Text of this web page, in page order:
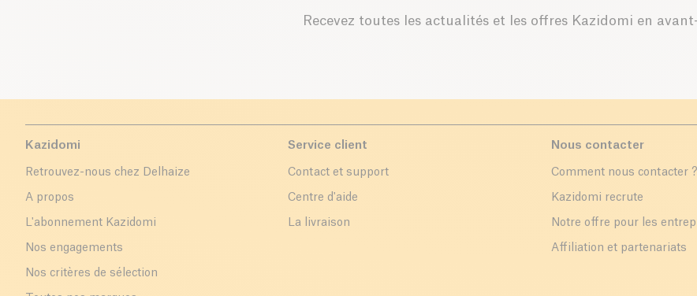
Recevez toutes les actualités et les offres Kazidomi en
Kazidomi
Retrouvez-nous chez Delhaize
A propos
L'abonnement Kazidomi
Nos engagements
Nos critères de sélection
Service client
Contact et support
Centre d'aide
La livraison
Nous contacter
Comment nous contacter ?
Kazidomi recrute
Notre offre pour les
Affiliation et partenariats